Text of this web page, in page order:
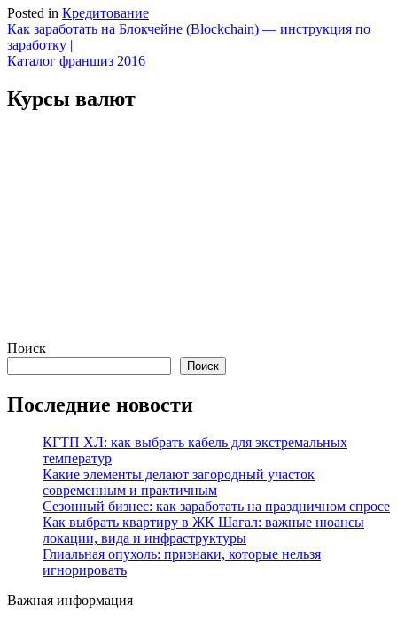
Posted in Кредитование
Навигация
по
Как заработать на Блокчейне (Blockchain) — инструкция по
заработку |
Каталог франшиз 2016
Курсы валют
Поиск
Поиск
Последние новости
КГТП ХЛ: как выбрать кабель для экстремальных
температур
Какие элементы делают загородный участок
современным и практичным
Сезонный бизнес: как заработать на праздничном спросе
Как выбрать квартиру в ЖК Шагал: важные нюансы
локации, вида и инфраструктуры
Глиальная опухоль: признаки, которые нельзя
игнорировать
Важная информация